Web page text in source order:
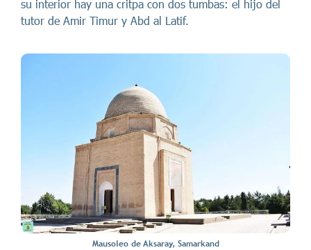
su interior hay una critpa con dos tumbas: el hijo del
tutor de Amir Timur y Abd al Latif.
Mausoleo de Aksaray, Samarkand